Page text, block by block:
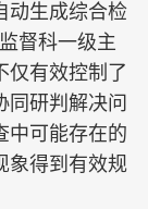
动生成综合检
督科一级主
仅有效控制了
研判解决问
中可能存在的
象得到有效规